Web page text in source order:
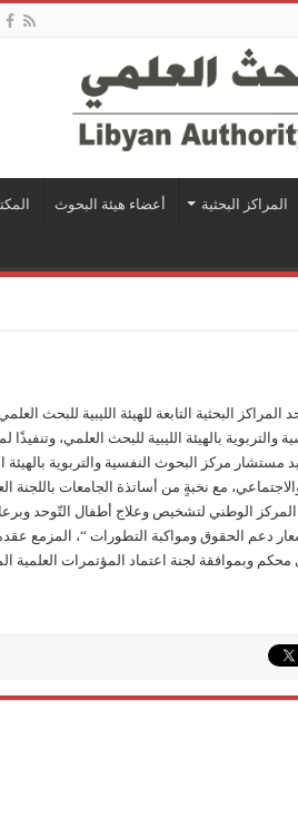
المراكز البحثية أعضاء هيئة البحوث
البحثية التابعة للهيئة الليبية للبحث
بالهيئة الليبية للبحث العلمي، وتنفيذًا
مستشار مركز البحوث النفسية والتربوية بالهيئة
مع نخبةٍ من أساتذة الجامعات باللجنة
المركز الوطني لتشخيص وعلاج أطفال التّوحد
دعم الحقوق ومواكبة التطورات “، المزمع
علمي محكم وبموافقة لجنة اعتماد المؤتمرات العلمية